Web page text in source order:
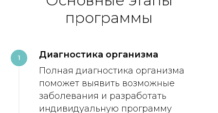
программы
1
Диагностика организма
Полная диагностика организма
поможет выявить возможные
заболевания и разработать
индивидуальную программу